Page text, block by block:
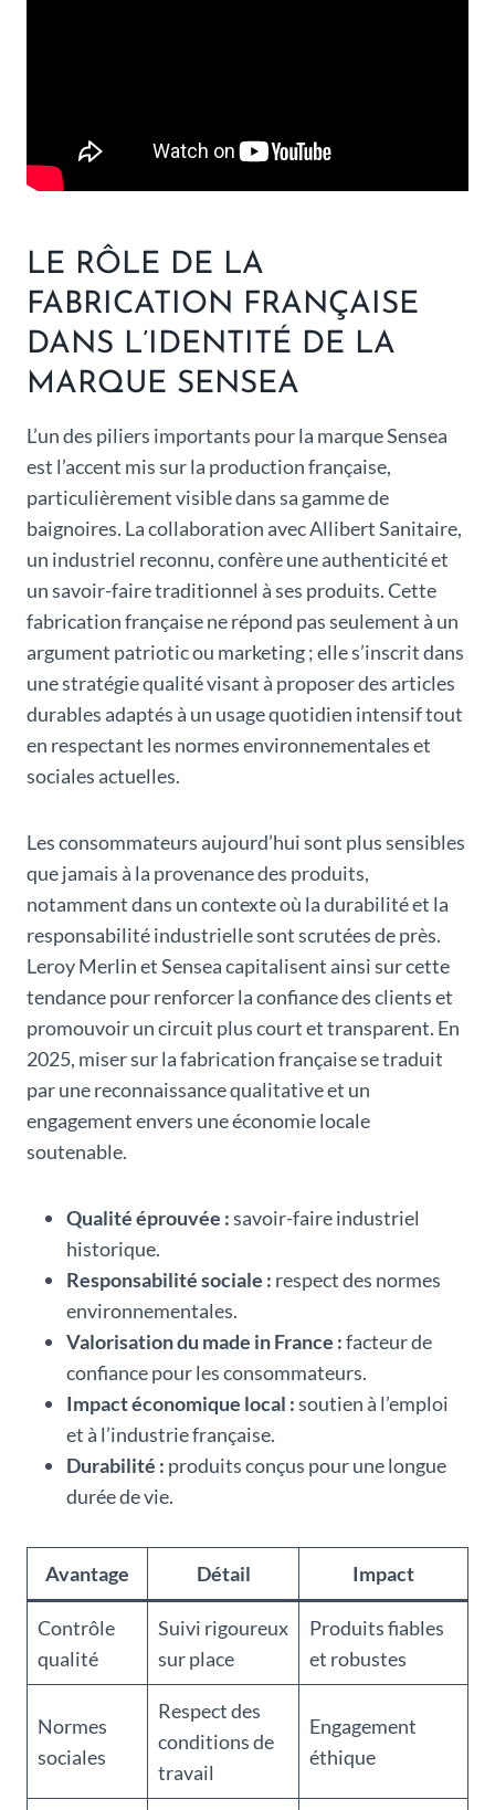
LE RÔLE DE LA
FABRICATION FRANÇAISE
DANS L’IDENTITÉ DE LA
MARQUE SENSEA
L’un des piliers importants pour la marque Sensea
est l’accent mis sur la production française,
particulièrement visible dans sa gamme de
baignoires. La collaboration avec Allibert Sanitaire,
un industriel reconnu, confère une authenticité et
un savoir-faire traditionnel à ses produits. Cette
fabrication française ne répond pas seulement à un
argument patriotic ou marketing ; elle s’inscrit dans
une stratégie qualité visant à proposer des articles
durables adaptés à un usage quotidien intensif tout
en respectant les normes environnementales et
sociales actuelles.
Les consommateurs aujourd’hui sont plus sensibles
que jamais à la provenance des produits,
notamment dans un contexte où la durabilité et la
responsabilité industrielle sont scrutées de près.
Leroy Merlin et Sensea capitalisent ainsi sur cette
tendance pour renforcer la confiance des clients et
promouvoir un circuit plus court et transparent. En
2025, miser sur la fabrication française se traduit
par une reconnaissance qualitative et un
engagement envers une économie locale
soutenable.
Qualité éprouvée :savoir-faire industriel
historique.
Responsabilité sociale : respect des normes
environnementales.
Valorisation du made in France :facteur de
confiance pour les consommateurs.
Impact économique local :soutien à l’emploi
et à l’industrie française.
Durabilité : produits conçus pour une longue
durée de vie.
Avantage Détail Impact
Contrôle
qualité
Suivi rigoureux
sur place
Produits fiables
et robustes
Normes
sociales
Respect des
conditions de
travail
Engagement
éthique